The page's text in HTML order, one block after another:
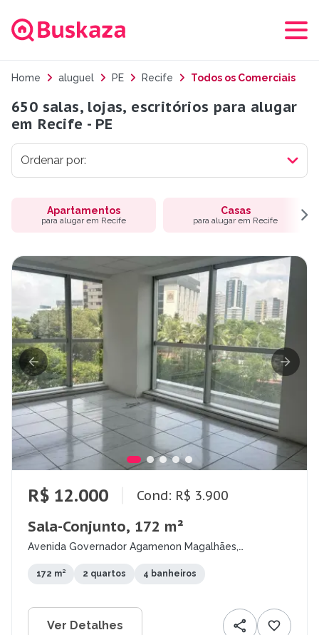
Home aluguel PE Recife Todos os Comerciais
650 salas, lojas, escritórios para alugar
em Recife - PE
Apartamentos
para alugar em Recife
Casas
para alugar em Recife
R$ 12.000 Cond: R$ 3.900
Sala-Conjunto, 172 m²
Avenida Governador Agamenon Magalhães,
172 m² 2 quartos 4 banheiros
Ver Detalhes